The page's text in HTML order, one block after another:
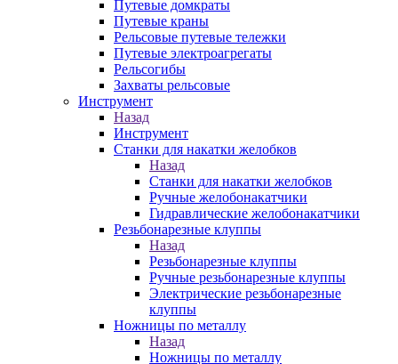
Путевые домкраты
Путевые краны
Рельсовые путевые тележки
Путевые электроагрегаты
Рельсогибы
Захваты рельсовые
Инструмент
Назад
Инструмент
Станки для накатки желобков
Назад
Станки для накатки желобков
Ручные желобонакатчики
Гидравлические желобонакатчики
Резьбонарезные клуппы
Назад
Резьбонарезные клуппы
Ручные резьбонарезные клуппы
Электрические резьбонарезные
клуппы
Ножницы по металлу
Назад
Ножницы по металлу